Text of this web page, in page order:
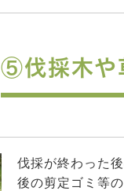
⑤伐採木や
伐採が終わった
後の剪定ゴミ等